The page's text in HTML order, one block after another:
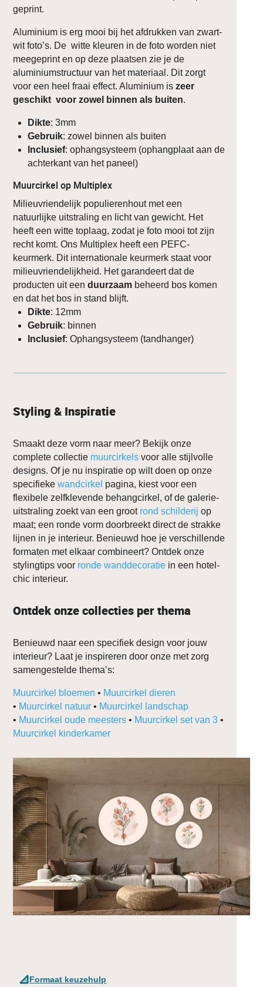
geprint.
Aluminium is erg mooi bij het afdrukken van zwart-
wit foto’s. De witte kleuren in de foto worden niet
meegeprint en op deze plaatsen zie je de
aluminiumstructuur van het materiaal. Dit zorgt
voor een heel fraai effect. Aluminium iszeer
geschikt voor zowel binnen als buiten.
Dikte: 3mm
Gebruik: zowel binnen als buiten
Inclusief: ophangsysteem (ophangplaat aan de
achterkant van het paneel)
Muurcirkel op Multiplex
Milieuvriendelijk populierenhout met een
natuurlijke uitstraling en licht van gewicht. Het
heeft een witte toplaag, zodat je foto mooi tot zijn
recht komt. Ons Multiplex heeft een PEFC-
keurmerk. Dit internationale keurmerk staat voor
milieuvriendelijkheid. Het garandeert dat de
producten uit eenduurzaam beheerd bos komen
en dat het bos in stand blijft.
Dikte: 12mm
Gebruik: binnen
Inclusief: Ophangsysteem (tandhanger)
Styling & Inspiratie
Smaakt deze vorm naar meer? Bekijk onze
complete collectie muurcirkels voor alle stijlvolle
designs. Of je nu inspiratie op wilt doen op onze
specifiekewandcirkel pagina, kiest voor een
flexibele zelfklevende behangcirkel, of de galerie-
uitstraling zoekt van een groot rond schilderij op
maat; een ronde vorm doorbreekt direct de strakke
lijnen in je interieur. Benieuwd hoe je verschillende
formaten met elkaar combineert? Ontdek onze
stylingtips voor ronde wanddecoratie in een hotel-
chic interieur.
Ontdek onze collecties per thema
Benieuwd naar een specifiek design voor jouw
interieur? Laat je inspireren door onze met zorg
samengestelde thema’s:
Muurcirkel bloemen • Muurcirkel dieren
• Muurcirkel natuur • Muurcirkel landschap
• Muurcirkel oude meesters • Muurcirkel set van 3 •
Muurcirkel kinderkamer
Formaat keuzehulp